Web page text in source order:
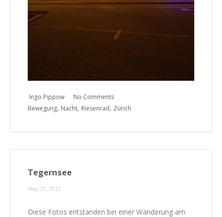
Ingo Pippow
No Comments
Bewegung, Nacht, Riesenrad, Zürich
Tegernsee
May 31, 2012
Diese Fotos entstanden bei einer Wanderung am